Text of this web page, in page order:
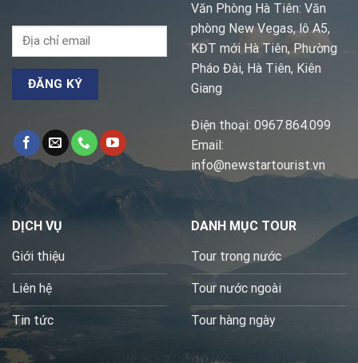
Văn Phòng Hà Tiên: Văn
phòng New Vegas, lô A5,
KĐT mới Hà Tiên, Phường
Pháo Đài, Hà Tiên, Kiên
Giang
Điện thoại: 0967.864.099
Email:
info@newstartourist.vn
DỊCH VỤ
Giới thiệu
Liên hệ
Tin tức
DANH MỤC TOUR
Tour trong nước
Tour nước ngoài
Tour hàng ngày